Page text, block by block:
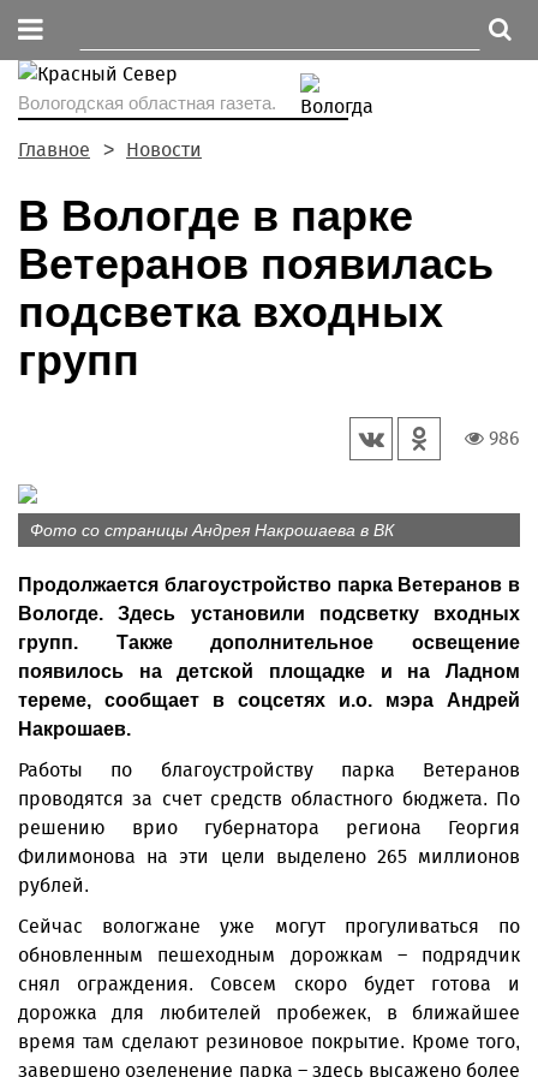
Вологодская областная газета.
Главное Новости
В Вологде в парке
Ветеранов появилась
подсветка входных
групп
986
Фото со страницы Андрея Накрошаева в ВК
Продолжается благоустройство парка Ветеранов в
Вологде. Здесь установили подсветку входных
групп. Также дополнительное освещение
появилось на детской площадке и на Ладном
тереме, сообщает в соцсетях и.о. мэра Андрей
Накрошаев.
Работы по благоустройству парка Ветеранов
проводятся за счет средств областного бюджета. По
решению врио губернатора региона Георгия
Филимонова на эти цели выделено 265 миллионов
рублей.
Сейчас вологжане уже могут прогуливаться по
обновленным пешеходным дорожкам – подрядчик
снял ограждения. Совсем скоро будет готова и
дорожка для любителей пробежек, в ближайшее
время там сделают резиновое покрытие. Кроме того,
завершено озеленение парка – здесь высажено более